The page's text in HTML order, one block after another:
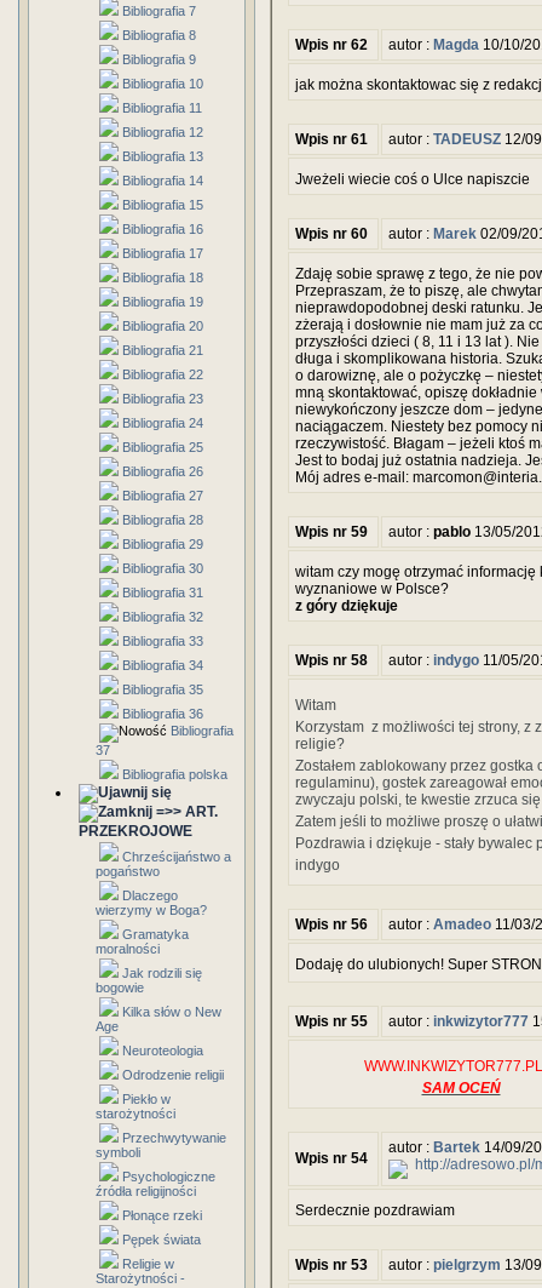
Bibliografia 7
Bibliografia 8
Bibliografia 9
Bibliografia 10
Bibliografia 11
Bibliografia 12
Bibliografia 13
Bibliografia 14
Bibliografia 15
Bibliografia 16
Bibliografia 17
Bibliografia 18
Bibliografia 19
Bibliografia 20
Bibliografia 21
Bibliografia 22
Bibliografia 23
Bibliografia 24
Bibliografia 25
Bibliografia 26
Bibliografia 27
Bibliografia 28
Bibliografia 29
Bibliografia 30
Bibliografia 31
Bibliografia 32
Bibliografia 33
Bibliografia 34
Bibliografia 35
Bibliografia 36
Bibliografia
37
Bibliografia polska
=>> ART.
PRZEKROJOWE
Chrześcijaństwo a
pogaństwo
Dlaczego
wierzymy w Boga?
Gramatyka
moralności
Jak rodzili się
bogowie
Kilka słów o New
Age
Neuroteologia
Odrodzenie religii
Piekło w
starożytności
Przechwytywanie
symboli
Psychologiczne
źródła religijności
Płonące rzeki
Pępek świata
Religie w
Starożytności -
Wpis nr 62 autor : Magda10/10/
jak można skontaktowac się z
Wpis nr 61 autor : TADEUSZ12/
Jweżeli wiecie coś o Ulce napiszcie
Wpis nr 60 autor : Marek02/09/
Zdaję sobie sprawę z tego, że nie
Przepraszam, że to piszę, ale
nieprawdopodobnej deski ratunku.
zżerają i dosłownie nie mam już za
przyszłości dzieci ( 8, 11 i 13 lat ).
długa i skomplikowana historia.
o darowiznę, ale o pożyczkę –
mną skontaktować, opiszę
niewykończony jeszcze dom –
naciągaczem. Niestety bez pomocy
rzeczywistość. Błagam – jeżeli ktoś
Jest to bodaj już ostatnia nadzieja.
Mój adres e-mail:
Wpis nr 59 autor : pablo13/05/
witam czy mogę otrzymać
wyznaniowe w Polsce?
z góry dziękuje
Wpis nr 58 autor : indygo11/05/
Witam
Korzystam z możliwości tej strony, z
religie?
Zostałem zablokowany przez gostka
regulaminu), gostek zareagował
zwyczaju polski, te kwestie zrzuca
Zatem jeśli to możliwe proszę o
Pozdrawia i dziękuje - stały
indygo
Wpis nr 56 autor : Amadeo11/03/
Dodaję do ulubionych! Super
Wpis nr 55 autor : inkwizytor777
SAM OCEŃ
Wpis nr 54
autor : Bartek14/09/
http://
Serdecznie pozdrawiam
Wpis nr 53 autor : pielgrzym 13/